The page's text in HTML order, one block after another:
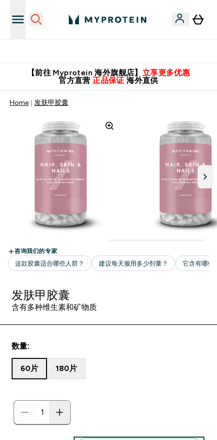
【前往 Myprotein 海外旗舰店】 立享更多优惠
官方直营 正品保证 海外直供
Home 发肤甲胶囊
发肤甲胶囊
含有多种维生素和矿物质
数量:
60片 180片